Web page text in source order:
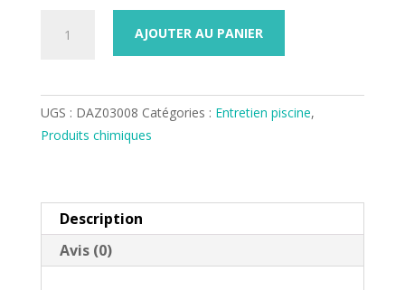
PLUS
AJOUTER AU PANIER
UGS : DAZ03008 Catégories : Entretien piscine,
Produits chimiques
Description
Avis (0)